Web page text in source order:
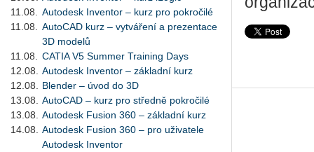
11.08.
Autodesk Inventor – kurz pro pokročilé
11.08.
AutoCAD kurz – vytváření a prezentace
3D modelů
11.08.
CATIA V5 Summer Training Days
12.08.
Autodesk Inventor – základní kurz
12.08.
Blender – úvod do 3D
13.08.
AutoCAD – kurz pro středně pokročilé
13.08.
Autodesk Fusion 360 – základní kurz
14.08.
Autodesk Fusion 360 – pro uživatele
Autodesk Inventor